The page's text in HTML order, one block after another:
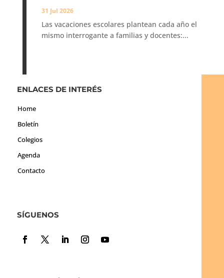
31 Jul 2026
Las vacaciones escolares plantean cada año el
mismo interrogante a familias y docentes:...
ENLACES DE INTERÉS
Home
Boletín
Colegios
Agenda
Contacto
SÍGUENOS